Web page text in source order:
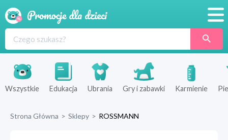
Produkty
Sklepy
Wszystkie Edukacja Ubrania Gry i zabawki Karmienie
Strona Główna > Sklepy > ROSSMANN